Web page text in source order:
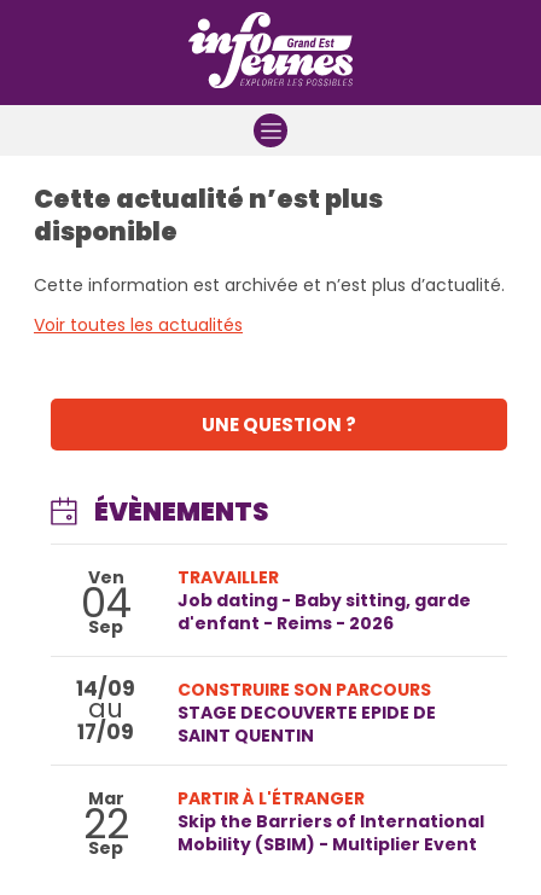
Cette actualité n’est plus
disponible
Cette information est archivée et n’est plus d’actualité.
Voir toutes les actualités
UNE QUESTION ?
ÉVÈNEMENTS
Ven
04
Sep
TRAVAILLER
Job dating - Baby sitting, garde
d'enfant - Reims - 2026
14/09
au
17/09
CONSTRUIRE SON PARCOURS
STAGE DECOUVERTE EPIDE DE
SAINT QUENTIN
Mar
22
Sep
PARTIR À L'ÉTRANGER
Skip the Barriers of International
Mobility (SBIM) - Multiplier Event